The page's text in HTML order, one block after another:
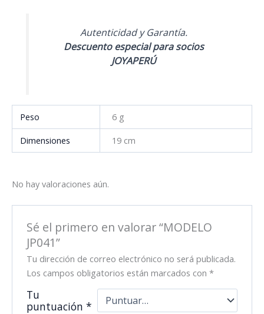
Autenticidad y Garantía.
Descuento especial para socios
JOYAPERÚ
Peso
6 g
Dimensiones
19 cm
No hay valoraciones aún.
Sé el primero en valorar “MODELO
JP041”
Tu dirección de correo electrónico no será publicada.
Los campos obligatorios están marcados con*
Tu
puntuación*